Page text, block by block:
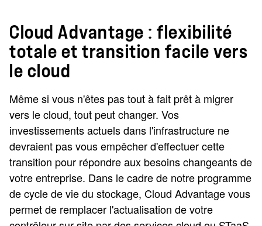
Cloud Advantage : flexibilité
totale et transition facile vers
le cloud
Même si vous n'êtes pas tout à fait prêt à migrer
vers le cloud, tout peut changer. Vos
investissements actuels dans l'infrastructure ne
devraient pas vous empêcher d'effectuer cette
transition pour répondre aux besoins changeants de
votre entreprise. Dans le cadre de notre programme
de cycle de vie du stockage, Cloud Advantage vous
permet de remplacer l'actualisation de votre